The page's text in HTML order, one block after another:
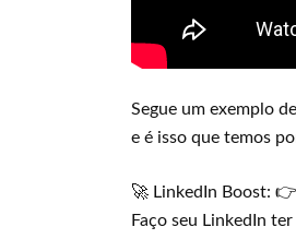
Segue um exemplo
e é isso que temos
🚀 LinkedIn Boost: 👉
Faço seu LinkedIn